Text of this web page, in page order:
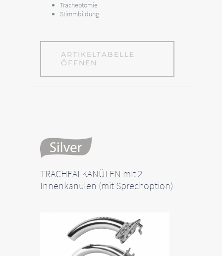
Tracheotomie
Stimmbildung
ARTIKELTABELLE
ÖFFNEN
TRACHEALKANÜLEN mit 2
Innenkanülen (mit Sprechoption)